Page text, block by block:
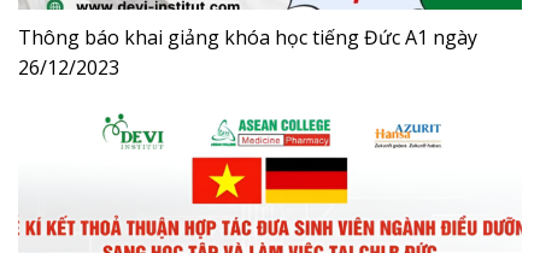
Thông báo khai giảng khóa học tiếng Đức A1 ngày
26/12/2023